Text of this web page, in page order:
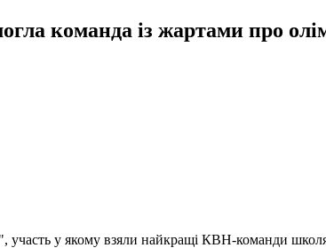
команда із жартами про
у якому взяли найкращі КВН-команди